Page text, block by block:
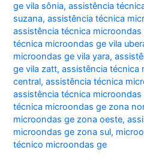
ge vila sônia,assistência
suzana,assistência técnica
assistência técnica
técnica microondas ge vila
microondas ge vila yara,
ge vila zatt,assistência técnica
central,assistência técnica
assistência técnica
técnica microondas ge zona
microondas ge zona oeste,
microondas ge zona sul,
técnico microondas ge